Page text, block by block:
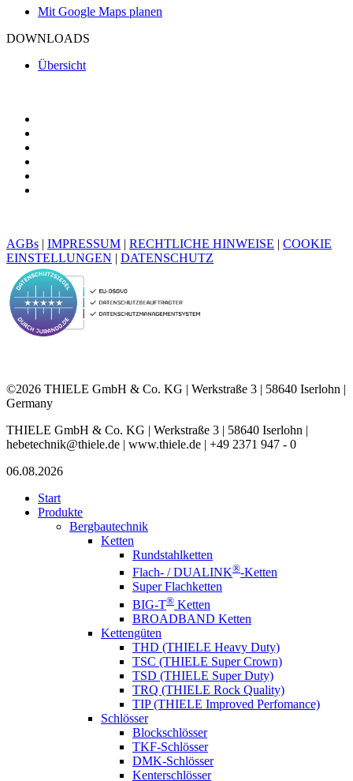
Mit Google Maps planen
DOWNLOADS
Übersicht
AGBs | IMPRESSUM | RECHTLICHE HINWEISE | COOKIE
EINSTELLUNGEN | DATENSCHUTZ
©2026 THIELE GmbH & Co. KG | Werkstraße 3 | 58640 Iserlohn |
Germany
THIELE GmbH & Co. KG | Werkstraße 3 | 58640 Iserlohn |
hebetechnik@thiele.de | www.thiele.de | +49 2371 947 - 0
06.08.2026
Start
Produkte
Bergbautechnik
Ketten
Rundstahlketten
Flach- / DUALINK®-Ketten
Super Flachketten
BIG-T® Ketten
BROADBAND Ketten
Kettengüten
THD (THIELE Heavy Duty)
TSC (THIELE Super Crown)
TSD (THIELE Super Duty)
TRQ (THIELE Rock Quality)
TIP (THIELE Improved Perfomance)
Schlösser
Blockschlösser
TKF-Schlösser
DMK-Schlösser
Kenterschlösser